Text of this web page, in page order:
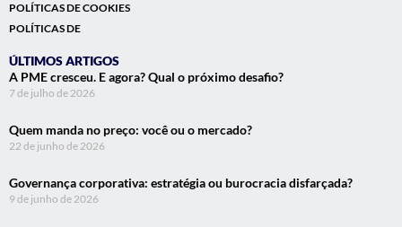
POLÍTICAS DE COOKIES
POLÍTICAS DE
ÚLTIMOS ARTIGOS
A PME cresceu. E agora? Qual o próximo desafio?
7 de julho de 2026
Quem manda no preço: você ou o mercado?
22 de junho de 2026
Governança corporativa: estratégia ou burocracia disfarçada?
9 de junho de 2026